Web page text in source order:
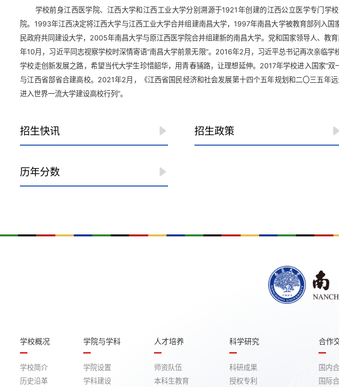
学校前身江西医学院、江西大学和江西工业大学分别溯源于1921年创建的江西公立医学专门学
院。1993年江西决定将江西大学与江西工业大学合并组建南昌大学，1997年南昌大学被教育部列入
民政府共同建设大学，2005年南昌大学与原江西医学院合并组建新的南昌大学。党和国家领导人、教
年10月，习近平同志视察学校时深情寄语“南昌大学前景无限”。2016年2月，习近平总书记再次亲临
学校走创新发展之路，希望当代大学生珍惜韶华，用青春铺路，让理想延伸。2017年学校进入国家“
与江西省部省合建高校。2021年2月，《江西省国民经济和社会发展第十四个五年规划和二〇三五年
进入世界一流大学建设高校行列”。
招生快讯 招生政策
历年分数
学校概况
学校简介
历史沿革
学院与学科
学院设置
学科建设
人才培养
师资队伍
本科生教育
科学研究
科研成果
授权专利
合作
国内
国际